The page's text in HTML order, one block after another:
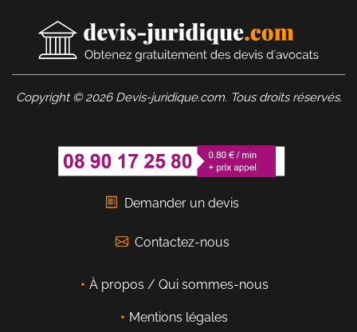
Copyright © 2026 Devis-juridique.com. Tous droits réservés.
Demander un devis
Contactez-nous
À propos / Qui sommes-nous
Mentions légales